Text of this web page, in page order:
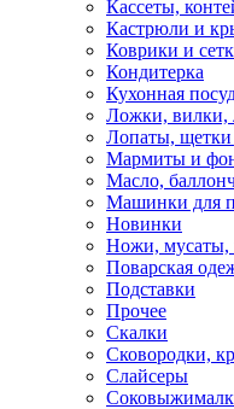
Кассеты,
Кастрюли и
Коврики и
Кондитерка
Кухонная
Ложки, вилки,
Лопаты, щетки
Мармиты и
Масло,
Машинки для
Новинки
Ножи, мусаты,
Поварская
Подставки
Прочее
Скалки
Сковородки,
Слайсеры